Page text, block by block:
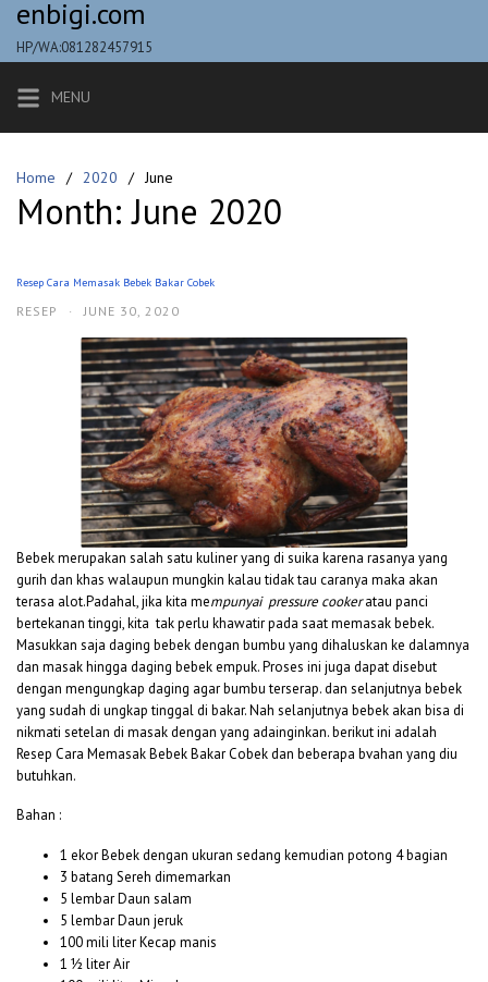
Skip
content
enbigi.com
HP/WA:081282457915
MENU
Home 2020 June
Month:June 2020
Resep Cara Memasak Bebek Bakar Cobek
RESEP · JUNE 30, 2020
Bebek merupakan salah satu kuliner yang di suika karena rasanya yang
gurih dan khas walaupun mungkin kalau tidak tau caranya maka akan
terasa alot.Padahal, jika kita mempunyai pressure cookeratau panci
bertekanan tinggi, kita tak perlu khawatir pada saat memasak bebek.
Masukkan saja daging bebek dengan bumbu yang dihaluskan ke dalamnya
dan masak hingga daging bebek empuk. Proses ini juga dapat disebut
dengan mengungkap daging agar bumbu terserap. dan selanjutnya bebek
yang sudah di ungkap tinggal di bakar. Nah selanjutnya bebek akan bisa di
nikmati setelan di masak dengan yang adainginkan. berikut ini adalah
Resep Cara Memasak Bebek Bakar Cobek dan beberapa bvahan yang diu
butuhkan.
Bahan :
1 ekor Bebek dengan ukuran sedang kemudian potong 4 bagian
3 batang Sereh dimemarkan
5 lembar Daun salam
5 lembar Daun jeruk
100 mili liter Kecap manis
1 ½ liter Air